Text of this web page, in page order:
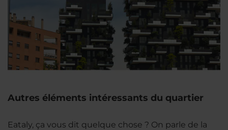
Autres éléments intéressants du quartier
Eataly, ça vous dit quelque chose ? On parle de la